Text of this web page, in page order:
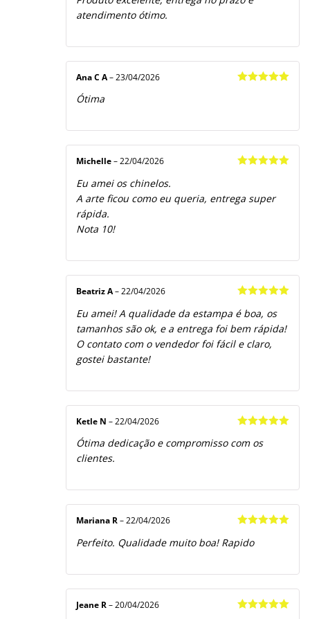
atendimento ótimo.
Ana C A – 23/04/2026
Ótima
Michelle – 22/04/2026
Eu amei os chinelos.
A arte ficou como eu queria, entrega super
rápida.
Nota 10!
de 5
Beatriz A – 22/04/2026
Eu amei! A qualidade da estampa é boa, os
tamanhos são ok, e a entrega foi bem rápida!
O contato com o vendedor foi fácil e claro,
gostei bastante!
de 5
Ketle N – 22/04/2026
Ótima dedicação e compromisso com os
clientes.
de 5
Mariana R – 22/04/2026
Perfeito. Qualidade muito boa! Rapido
Jeane R – 20/04/2026